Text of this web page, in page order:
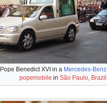
Pope Benedict XVI in a Mercedes-Benz
popemobile in São Paulo, Brazil